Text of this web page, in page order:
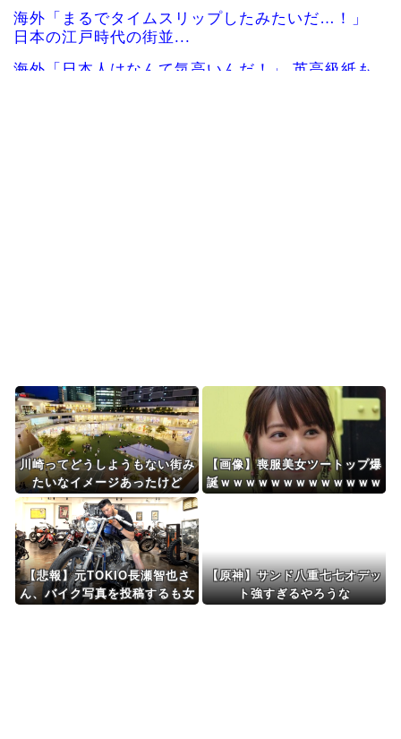
海外「まるでタイムスリップしたみたいだ…！」
日本の江戸時代の街並...
海外「日本人はなんて気高いんだ！」 英高級紙も
Powered by livedoor 相互RSS
川崎ってどうしようもない街み
たいなイメージあったけど
【画像】喪服美女ツートップ爆
誕ｗｗｗｗｗｗｗｗｗｗｗｗｗ
【悲報】元TOKIO長瀬智也さ
ん、バイク写真を投稿するも女
【原神】サンド八重七七オデッ
ト強すぎるやろうな